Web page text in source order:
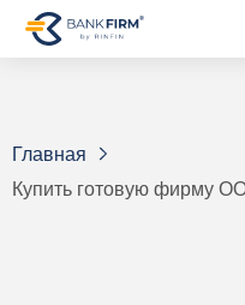
Главная
Купить готовую фирму